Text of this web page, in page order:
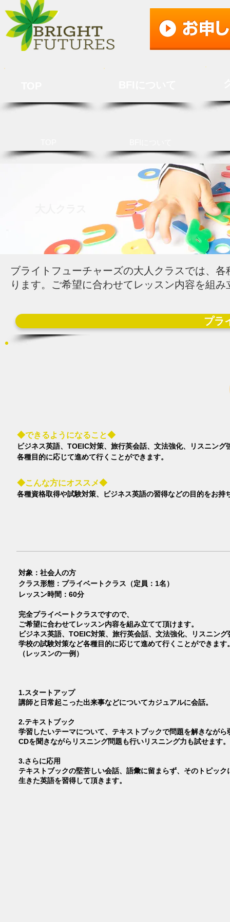
ブライトフューチャーズの大人クラスでは、
ります。ご希望に合わせてレッスン内容を組
プラ
◆できるようになること◆
ビジネス英語、TOEIC対策、旅行英会話、文法強化、リスニング
各種目的に応じて進めて行くことができます。
◆こんな方にオススメ◆
各種資格取得や試験対策、ビジネス英語の習得などの目的をお持
対象：社会人の方
クラス形態：プライベートクラス（定員：1名）
レッスン時間：60分
完全プライベートクラスですので、
ご希望に合わせてレッスン内容を組み立てて頂けます。
ビジネス英語、TOEIC対策、旅行英会話、文法強化、リスニング
学校の試験対策など各種目的に応じて進めて行くことができます
（レッスンの一例）
1.スタートアップ
講師と日常起こった出来事などについてカジュアルに会話。
2.テキストブック
学習したいテーマについて、テキストブックで問題を解きなが
CDを聞きながらリスニング問題も行いリスニング力も試せます。
3.さらに応用
テキストブックの堅苦しい会話、語彙に留まらず、そのトピッ
生きた英語を習得して頂きます。